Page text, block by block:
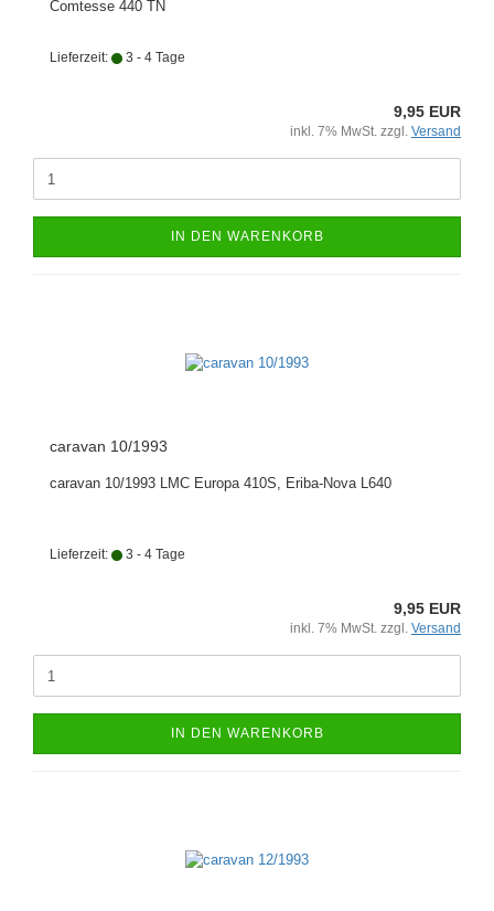
Comtesse 440 TN
Lieferzeit: 3 - 4 Tage
9,95 EUR
inkl. 7% MwSt. zzgl. Versand
IN DEN WARENKORB
caravan 10/1993
caravan 10/1993 LMC Europa 410S, Eriba-Nova L640
Lieferzeit: 3 - 4 Tage
9,95 EUR
inkl. 7% MwSt. zzgl. Versand
IN DEN WARENKORB